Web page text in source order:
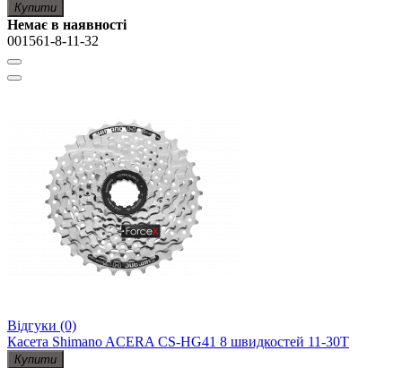
Купити
Немає в наявності
001561-8-11-32
Відгуки (0)
Касета Shimano ACERA CS-HG41 8 швидкостей 11-30T
Купити